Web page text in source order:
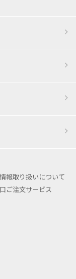
報取り扱いについて
ご注文サービス